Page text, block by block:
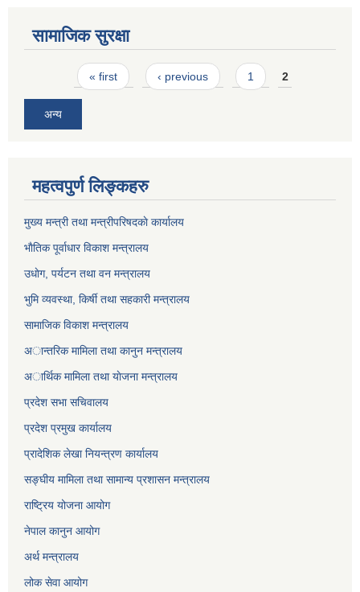
सामाजिक सुरक्षा
Pages« first ‹ previous 1 2
अन्य
महत्वपुर्ण लिङ्कहरु
मुख्य मन्त्री तथा मन्त्रीपरिषदकाे कार्यालय
भाैतिक पूर्वाधार विकाश मन्त्रालय
उधाेग, पर्यटन तथा वन मन्त्रालय
भुमि व्यवस्था, किर्षी तथा सहकारी मन्त्रालय
सामाजिक विकाश मन्त्रालय
अान्तरिक मामिला तथा कानुन मन्त्रालय
अार्थिक मामिला तथा याेजना मन्त्रालय
प्रदेश सभा सचिवालय
प्रदेश प्रमुख कार्यालय
प्रादेशिक लेखा नियन्त्रण कार्यालय
सङ्‍घीय मामिला तथा सामान्य प्रशासन मन्त्रालय
राष्ट्रिय योजना आयोग
नेपाल कानुन आयोग
अर्थ मन्त्रालय
लोक सेवा आयोग